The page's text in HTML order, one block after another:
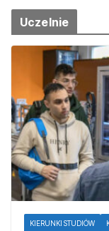
Uczelnie
KIERUNKI STUDIÓW